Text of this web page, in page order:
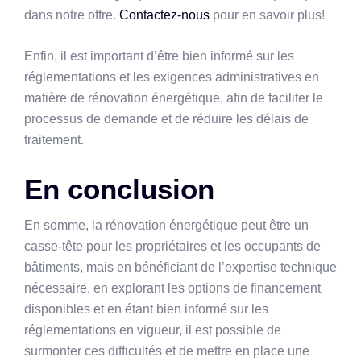
dans notre offre. Contactez-nous pour en savoir plus!
Enfin, il est important d’être bien informé sur les
réglementations et les exigences administratives en
matière de rénovation énergétique, afin de faciliter le
processus de demande et de réduire les délais de
traitement.
En conclusion
En somme, la rénovation énergétique peut être un
casse-tête pour les propriétaires et les occupants de
bâtiments, mais en bénéficiant de l’expertise technique
nécessaire, en explorant les options de financement
disponibles et en étant bien informé sur les
réglementations en vigueur, il est possible de
surmonter ces difficultés et de mettre en place une